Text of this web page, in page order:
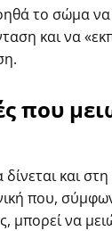
το σώμα
και να
που
δίνεται και
που,
μπορεί να